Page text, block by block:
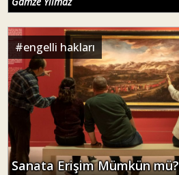
#engelli hakları
Sanata Erişim Mümkün mü?